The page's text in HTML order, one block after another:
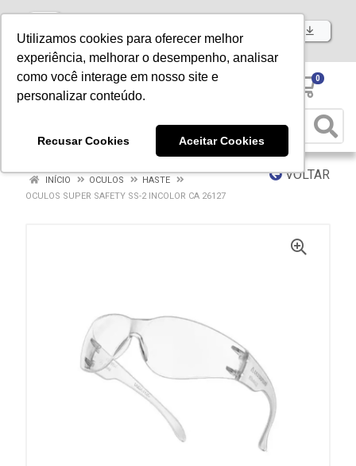
Utilizamos cookies para oferecer melhor
experiência, melhorar o desempenho, analisar
como você interage em nosso site e
personalizar conteúdo.
Recusar Cookies Aceitar Cookies
Baixe já nosso APP
0
VOLTAR
INÍCIO OCULOS
HASTE
OCULOS SUPER SAFETY SS-2 INCOLOR CA 26127